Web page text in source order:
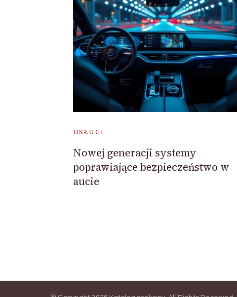
USŁUGI
Nowej generacji systemy
poprawiające bezpieczeństwo w
aucie